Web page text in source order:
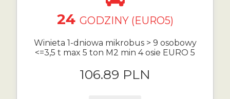
24 GODZINY (EURO5)
Winieta 1-dniowa mikrobus > 9 osobowy
<=3,5 t max 5 ton M2 min 4 osie EURO 5
106.89 PLN